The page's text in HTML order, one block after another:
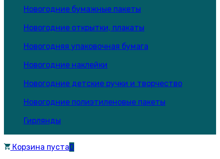
Новогодние бумажные пакеты
Новогодние открытки, плакаты
Новогодняя упаковочная бумага
Новогодние наклейки
Новогодние детские ручки и творчество
Новогодние полиэтиленовые пакеты
Гирлянды
Корзина пуста0